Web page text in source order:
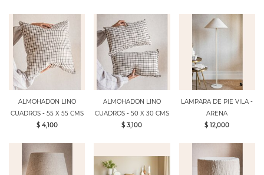
ALMOHADON LINO
CUADROS - 55 X 55 CMS
$ 4,100
ALMOHADON LINO
CUADROS - 50 X 30 CMS
$ 3,100
LAMPARA DE PIE VILA -
ARENA
$ 12,000